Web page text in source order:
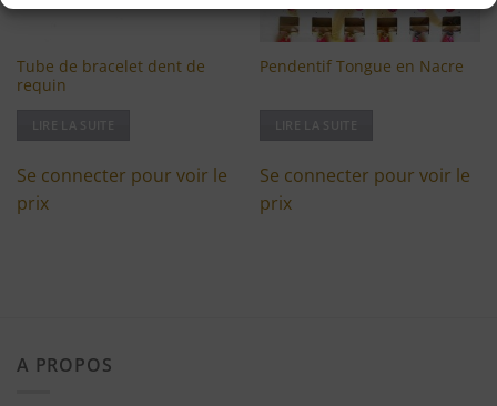
Tube de bracelet dent de
requin
Se connecter pour voir le
prix
Pendentif Tongue en Nacre
Se connecter pour voir le
prix
A PROPOS